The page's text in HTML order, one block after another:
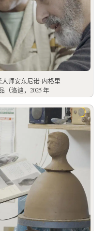
师安东尼诺-内格里
（洛迪，2025 年